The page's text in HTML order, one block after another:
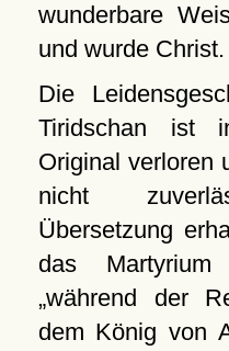
wunderbare
und wurde Christ.
Die
Tiridschan ist
Original verloren
nicht
Übersetzung
das
während der
dem König von